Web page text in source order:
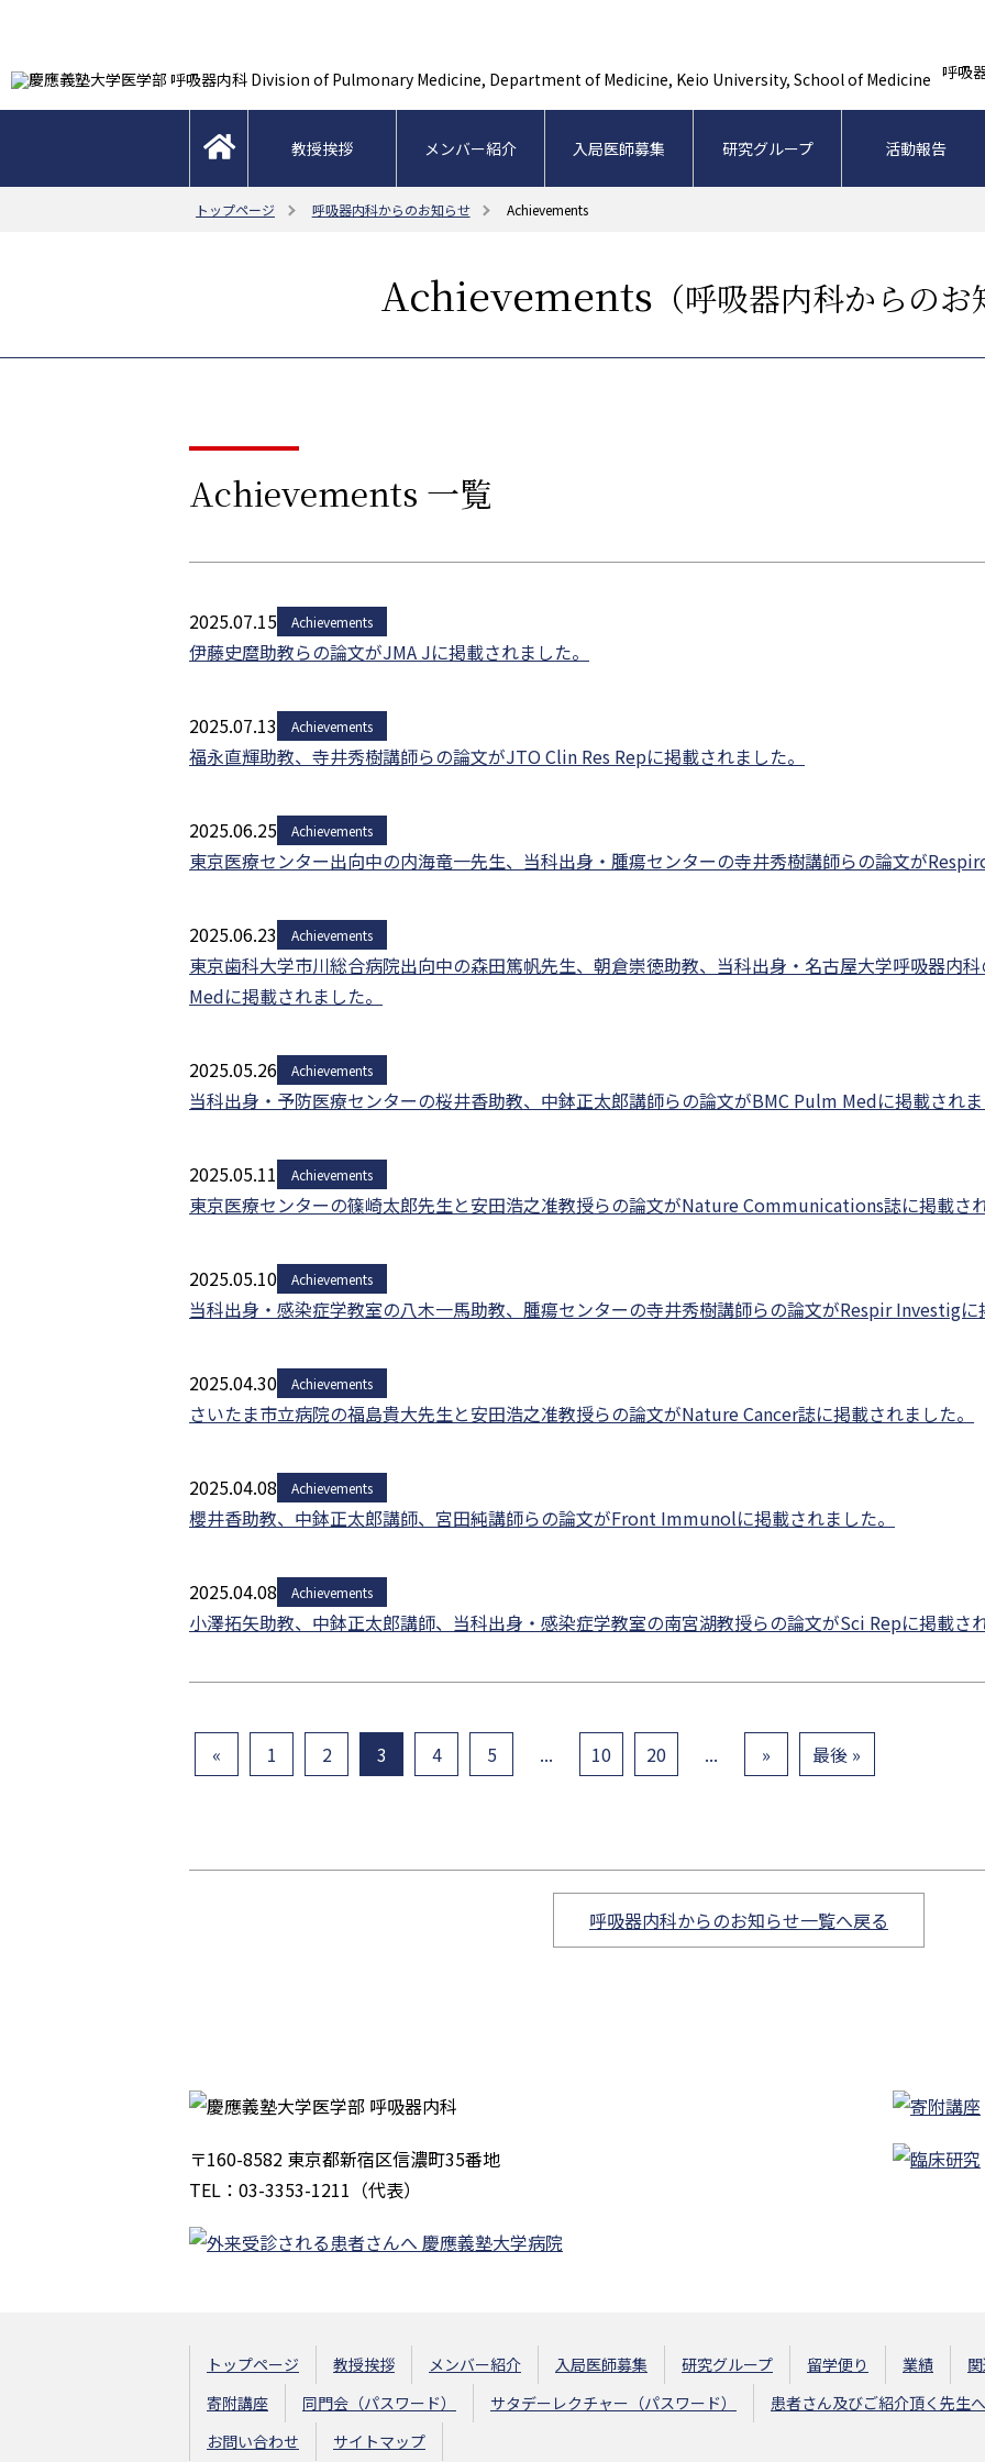
呼吸
教授挨拶
メンバー紹介
メンバー紹介
医局員一覧
入局医師募集
入局医師募集
お問い合わせ キャリアパス 週間ス
研究グループ
活動報告
留学便り
国
トップページ 呼吸器内科からのお知らせ Achievements
Achievements （呼吸器内科からのお
Achievements 一覧
2025.07.15 Achievements
伊藤史麿助教らの論文がJMA Jに掲載されました。
2025.07.13 Achievements
福永直輝助教、寺井秀樹講師らの論文がJTO Clin Res Repに掲載されました。
2025.06.25 Achievements
東京医療センター出向中の内海竜一先生、当科出身・腫瘍センターの寺井秀樹講師らの論文が
2025.06.23 Achievements
東京歯科大学市川総合病院出向中の森田篤帆先生、朝倉崇徳助教、当科出身・名古屋大学呼吸器内
Medに掲載されました。
2025.05.26 Achievements
当科出身・予防医療センターの桜井香助教、中鉢正太郎講師らの論文がBMC Pulm Medに掲載されま
2025.05.11 Achievements
東京医療センターの篠崎太郎先生と安田浩之准教授らの論文がNature Communications誌に掲載され
2025.05.10 Achievements
当科出身・感染症学教室の八木一馬助教、腫瘍センターの寺井秀樹講師らの論文がRespir Investigに
2025.04.30 Achievements
さいたま市立病院の福島貴大先生と安田浩之准教授らの論文がNature Cancer誌に掲載されました。
2025.04.08 Achievements
櫻井香助教、中鉢正太郎講師、宮田純講師らの論文がFront Immunolに掲載されました。
2025.04.08 Achievements
小澤拓矢助教、中鉢正太郎講師、当科出身・感染症学教室の南宮湖教授らの論文がSci Repに掲載さ
« 1 2 3 4 5 ... 10 20 ... » 最後 »
呼吸器内科からのお知らせ一覧へ戻る
〒160-8582 東京都新宿区信濃町35番地
TEL：03-3353-1211（代表）
トップページ 教授挨拶 メンバー紹介 入局医師募集 研究グループ 留学便り 業績
寄附講座
同門会（パスワード） サタデーレクチャー（パスワード） 患者さん及びご紹介頂く先生へ
お問い合わせ
サイトマップ